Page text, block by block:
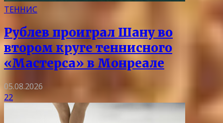
ТЕННИС
Рублев проиграл Шану во
втором круге теннисного
«Мастерса» в Монреале
05.08.2026
22